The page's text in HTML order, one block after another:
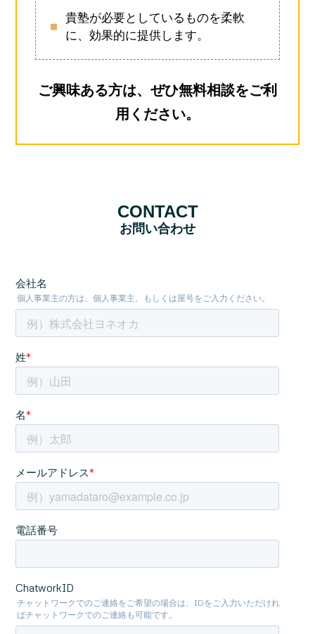
貴塾が必要としているものを柔軟
に、効果的に提供します。
ご興味ある方は、ぜひ無料相談をご利
用ください。
CONTACT
お問い合わせ